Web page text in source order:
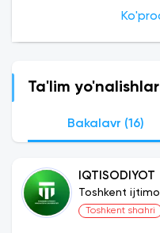
Toshkent ijtimoiy
zimmasiga olishga
ta’lim tashkiloti
tanlang va o’qishingiz
olib boring yoki
jalb qiling.
Ta'lim
Bakalavr (16)
IQTISODIYOT
Toshkent
Toshkent shahri